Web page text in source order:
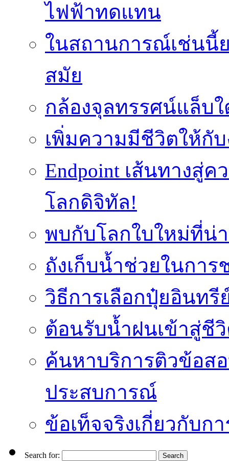
ไฟฟ้าทดแทน
ในสถานการณ์เช่นนี้
สมัย
กล้องจุลทรรศน์แล็บ
เพิ่มความมีชีวิตให้กับ
Endpoint เส้นทางสู่
โลกดิจิทัล!
พบกับโลกใบใหม่ที่น่
ถังเก็บน้ำช่วยในกา
วิธีการเลือกปุ๋ยอินทรี
ต้อนรับน้ำฝนเข้าสู่ชี
ค้นหาบริการติวข้อส
ประสบการณ์
ข้อเท็จจริงเกี่ยวกับก
Search for: